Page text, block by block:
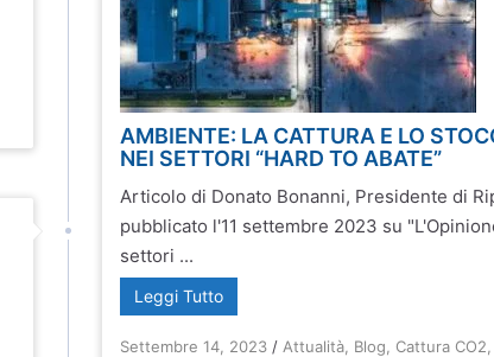
AMBIENTE: LA CATTURA E LO
NEI SETTORI “HARD TO ABATE”
Articolo di Donato Bonanni, Presidente di
pubblicato l'11 settembre 2023 su
settori ...
Leggi Tutto
Settembre 14, 2023 / Attualità Blog ,Cattura CO2